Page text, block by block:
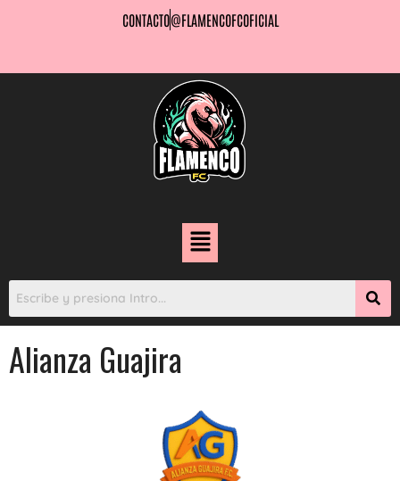
CONTACTO@FLAMENCOFCOFICIAL
Alianza Guajira